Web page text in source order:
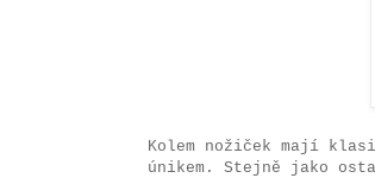
Kolem nožiček mají
únikem. Stejně jako